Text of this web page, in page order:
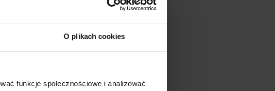
O plikach cookies
funkcje społecznościowe i analizować